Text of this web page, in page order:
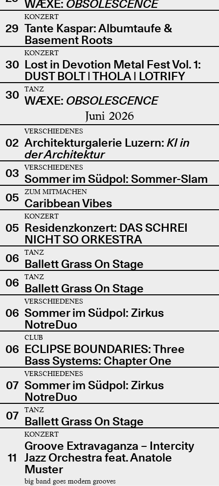
WÆXE: OBSOLESCENCE
29
KONZERT
Tante Kaspar: Albumtaufe &
Basement Roots
30
KONZERT
Lost in Devotion Metal Fest Vol. 1:
DUST BOLT | THOLA | LOTRIFY
30
TANZ
WÆXE: OBSOLESCENCE
Juni 2026
02
VERSCHIEDENES
Architekturgalerie Luzern: KI in
der Architektur
03
VERSCHIEDENES
Sommer im Südpol: Sommer-Slam
05
ZUM MITMACHEN
Caribbean Vibes
05
KONZERT
Residenzkonzert: DAS SCHREI
NICHT SO ORKESTRA
06
TANZ
Ballett Grass On Stage
06
TANZ
Ballett Grass On Stage
06
VERSCHIEDENES
Sommer im Südpol: Zirkus
NotreDuo
06
CLUB
ECLIPSE BOUNDARIES: Three
Bass Systems: Chapter One
07
VERSCHIEDENES
Sommer im Südpol: Zirkus
NotreDuo
07
TANZ
Ballett Grass On Stage
11
KONZERT
Groove Extravaganza – Intercity
Jazz Orchestra feat. Anatole
Muster
big band goes modern grooves